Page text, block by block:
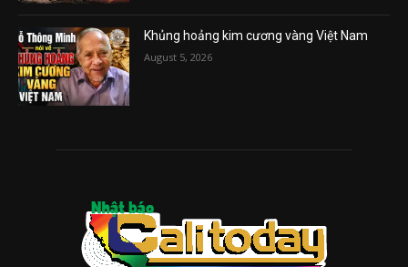
Khủng hoảng kim cương vàng Việt Nam
August 5, 2026